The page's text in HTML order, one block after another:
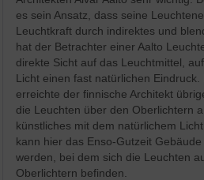
es sein Ansatz, dass seine
Leuchtkraft durch indirektes und
hat der Betrachter einer Aalto
direkte Sicht auf das Leuchtmittel,
Licht einen fast natürlichen
erreichte der finnische Architekt
die Leuchten über den Oberlichtern
künstliches mit dem natürlichem
kann hier das Enso-Gutzeit
werden, bei dem sich die Leuchten
Oberlichtern befinden.